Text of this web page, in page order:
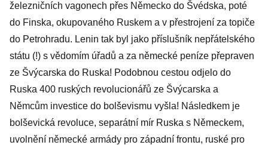
železničních vagonech přes Německo do Švédska, poté
do Finska, okupovaného Ruskem a v přestrojení za topiče
do Petrohradu. Lenin tak byl jako příslušník nepřátelského
státu (!) s vědomím úřadů a za německé peníze přepraven
ze Švýcarska do Ruska! Podobnou cestou odjelo do
Ruska 400 ruských revolucionářů ze Švýcarska a
Němcům investice do bolševismu vyšla! Následkem je
bolševická revoluce, separátní mír Ruska s Německem,
uvolnění německé armády pro západní frontu, ruské pro